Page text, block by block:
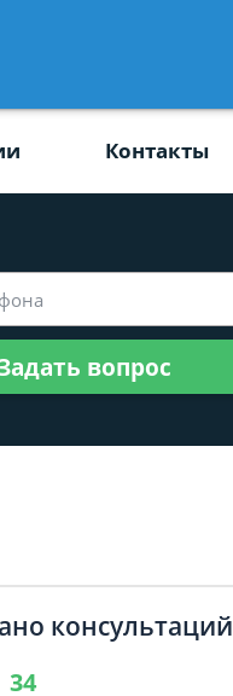
Контакты
вопрос
консультаций
34